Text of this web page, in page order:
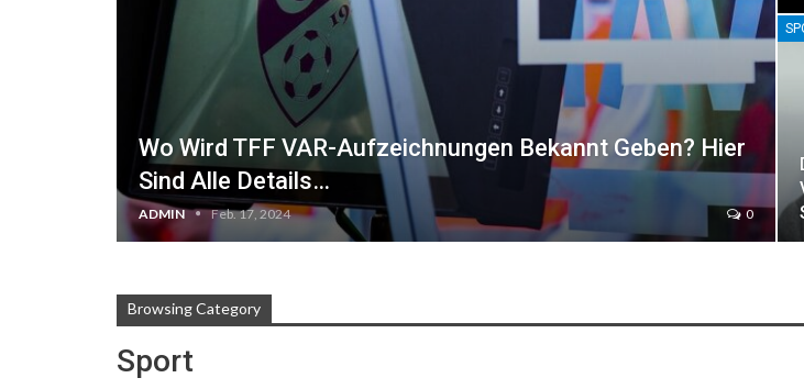
Wo Wird TFF VAR-Aufzeichnungen Bekannt Geben? Hier
Sind Alle Details…
ADMIN Feb. 17, 2024 0
Browsing Category
Sport